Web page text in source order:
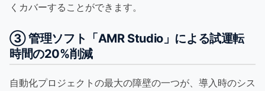
くカバーすることができます。
③ 管理ソフト「AMR Studio」による試運転
時間の20%削減
自動化プロジェクトの最大の障壁の一つが、導入時のシス